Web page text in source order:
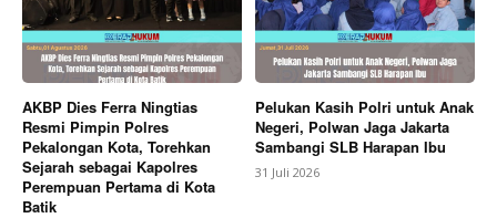
AKBP Dies Ferra Ningtias
Resmi Pimpin Polres
Pekalongan Kota, Torehkan
Sejarah sebagai Kapolres
Perempuan Pertama di Kota
Batik
Pelukan Kasih Polri untuk Anak
Negeri, Polwan Jaga Jakarta
Sambangi SLB Harapan Ibu
31 Juli 2026